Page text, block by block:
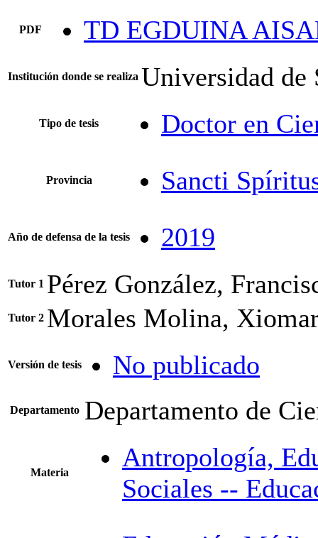
PDF TD EGDUINA
Institución donde se realiza Universidad de
Tipo de tesis Doctor en
Provincia Sancti
Año de defensa de la tesis 2019
Tutor 1 Pérez González,
Tutor 2 Morales Molina,
Versión de tesis No publicado
Departamento Departamento de
Materia
Antropología,
Sociales --